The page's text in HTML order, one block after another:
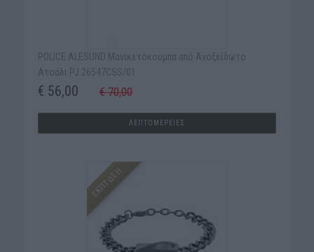
POLICE ALESUND Μανικετόκουμπα από Ανοξείδωτο
Ατσάλι PJ.26547CSS/01
€ 56,00 € 70,00
ΛΕΠΤΟΜΕΡΕΙΕΣ
ΕΚΠΤΩΣΗ